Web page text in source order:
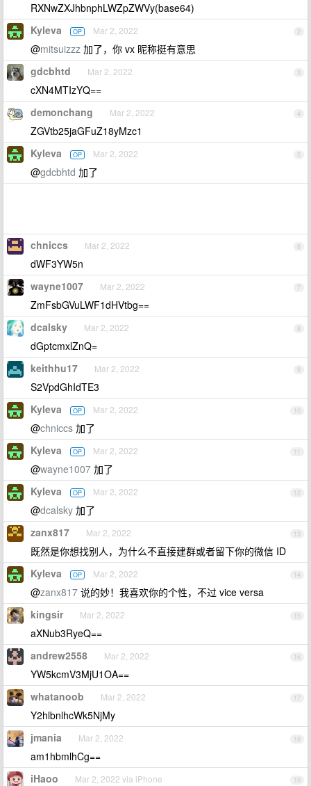
RXNwZXJhbnphLWZpZWVy(base64)
2
Kyleva OP Mar 2, 2022
@mitsuizzz 加了，你 vx 昵称挺有意思
3
gdcbhtd Mar 2, 2022
cXN4MTIzYQ==
4
demonchang Mar 2, 2022
ZGVtb25jaGFuZ18yMzc1
5
Kyleva OP Mar 2, 2022
@gdcbhtd 加了
6
chniccs Mar 2, 2022
dWF3YW5n
7
wayne1007 Mar 2, 2022
ZmFsbGVuLWF1dHVtbg==
8
dcalsky Mar 2, 2022
dGptcmxlZnQ=
9
keithhu17 Mar 2, 2022
S2VpdGhIdTE3
10
Kyleva OP Mar 2, 2022
@chniccs 加了
11
Kyleva OP Mar 2, 2022
@wayne1007 加了
12
Kyleva OP Mar 2, 2022
@dcalsky 加了
13
zanx817 Mar 2, 2022
既然是你想找别人，为什么不直接建群或者留下你的微信 ID
14
Kyleva OP Mar 2, 2022
@zanx817 说的妙！我喜欢你的个性，不过 vice versa
15
kingsir Mar 2, 2022
aXNub3RyeQ==
16
andrew2558 Mar 2, 2022
YW5kcmV3MjU1OA==
17
whatanoob Mar 2, 2022
Y2hlbnlhcWk5NjMy
18
jmania Mar 2, 2022
am1hbmlhCg==
19
iHaoo Mar 2, 2022 via iPhone